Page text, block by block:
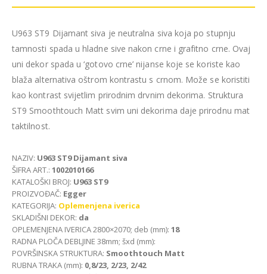
U963 ST9 Dijamant siva je neutralna siva koja po stupnju
tamnosti spada u hladne sive nakon crne i grafitno crne. Ovaj
uni dekor spada u ‘gotovo crne’ nijanse koje se koriste kao
blaža alternativa oštrom kontrastu s crnom. Može se koristiti
kao kontrast svijetlim prirodnim drvnim dekorima. Struktura
ST9 Smoothtouch Matt svim uni dekorima daje prirodnu mat
taktilnost.
NAZIV: U963 ST9 Dijamant siva
ŠIFRA ART.: 1002010166
KATALOŠKI BROJ: U963 ST9
PROIZVOĐAČ: Egger
KATEGORIJA: Oplemenjena iverica
SKLADIŠNI DEKOR: da
OPLEMENJENA IVERICA 2800×2070; deb (mm): 18
RADNA PLOČA DEBLJINE 38mm; šxd (mm):
POVRŠINSKA STRUKTURA: Smoothtouch Matt
RUBNA TRAKA (mm): 0,8/23, 2/23, 2/42